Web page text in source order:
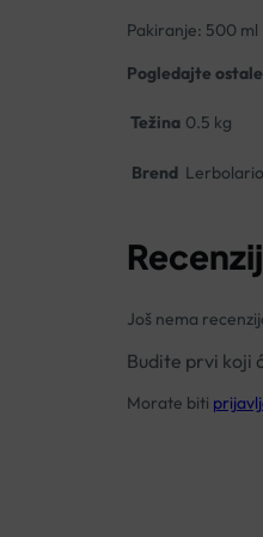
Pakiranje: 500 ml
Pogledajte ostale
Težina 0.5 kg
Brend Lerbolario
Još nema
Budite prvi koji
Morate biti